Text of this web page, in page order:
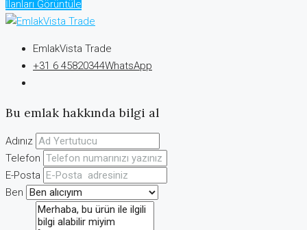
İlanları Görüntüle
EmlakVista Trade
+31 6 45820344WhatsApp
Bu emlak hakkında bilgi al
Adınız
Telefon
E-Posta
Ben